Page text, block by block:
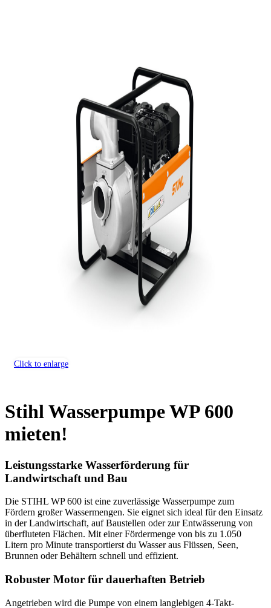
Click to enlarge
Stihl Wasserpumpe WP 600
mieten!
Leistungsstarke Wasserförderung für
Landwirtschaft und Bau
Die STIHL WP 600 ist eine zuverlässige Wasserpumpe zum
Fördern großer Wassermengen. Sie eignet sich ideal für den Einsatz
in der Landwirtschaft, auf Baustellen oder zur Entwässerung von
überfluteten Flächen. Mit einer Fördermenge von bis zu 1.050
Litern pro Minute transportierst du Wasser aus Flüssen, Seen,
Brunnen oder Behältern schnell und effizient.
Robuster Motor für dauerhaften Betrieb
Angetrieben wird die Pumpe von einem langlebigen 4-Takt-